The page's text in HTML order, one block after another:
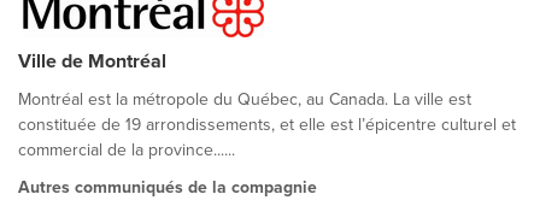
Ville de Montréal
Montréal est la métropole du Québec, au Canada. La ville est
constituée de 19 arrondissements, et elle est l’épicentre culturel et
commercial de la province......
Autres communiqués de la compagnie